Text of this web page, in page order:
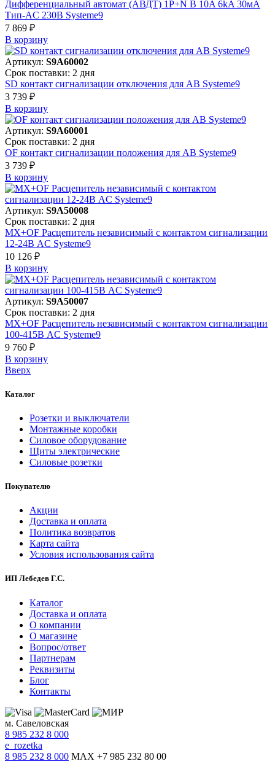
Дифференциальный автомат (АВДТ) 1P+N B 10A 6kA 30мА
Тип-AC 230В Systeme9
7 869 ₽
В корзинy
Артикул: S9A60002
Срок поставки: 2 дня
SD контакт сигнализации отключения для АВ Systeme9
3 739 ₽
В корзинy
Артикул: S9A60001
Срок поставки: 2 дня
OF контакт сигнализации положения для АВ Systeme9
3 739 ₽
В корзинy
Артикул: S9A50008
Срок поставки: 2 дня
MX+OF Расцепитель независимый с контактом сигнализации
12-24В AC Systeme9
10 126 ₽
В корзинy
Артикул: S9A50007
Срок поставки: 2 дня
MX+OF Расцепитель независимый с контактом сигнализации
100-415В AC Systeme9
9 760 ₽
В корзинy
Вверх
Каталог
Розетки и выключатели
Монтажные коробки
Силовое оборудование
Щиты электрические
Силовые розетки
Покупателю
Акции
Доставка и оплата
Политика возвратов
Карта сайта
Условия использования сайта
ИП Лебедев Г.С.
Каталог
Доставка и оплата
О компании
О магазине
Вопрос/ответ
Партнерам
Реквизиты
Блог
Контакты
м. Савеловская
8 985 232 8 000
e_rozetka
8 985 232 8 000 MAX +7 985 232 80 00